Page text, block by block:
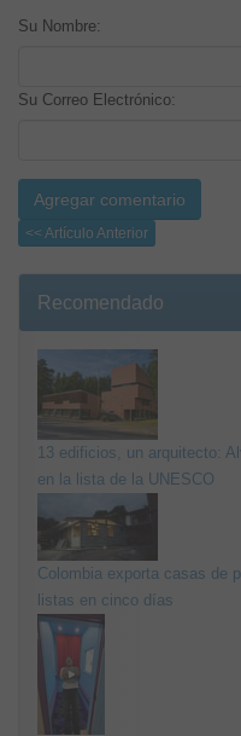
Su Nombre:
Su Correo Electrónico:
<< Artículo Anterior
Recomendado
13 edificios, un arquitecto:
en la lista de la UNESCO
Colombia exporta casas de
listas en cinco días